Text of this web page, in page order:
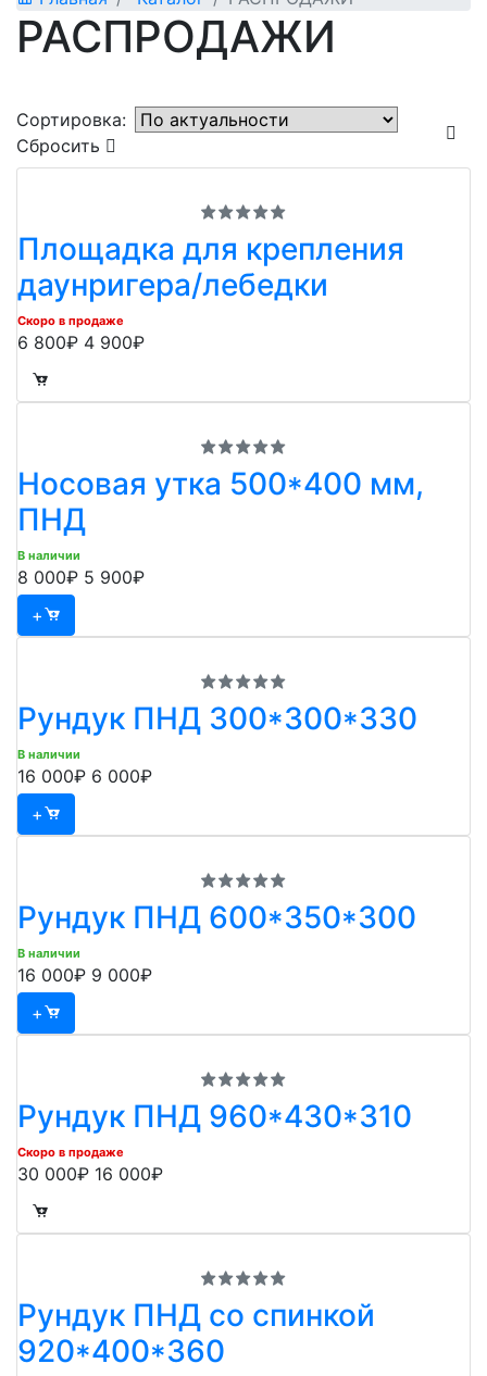
РАСПРОДАЖИ
Сортировка:
Сбросить
Площадка для крепления
даунригера/лебедки
Скоро в продаже
6 800₽ 4 900₽
Носовая утка 500*400 мм,
ПНД
В наличии
8 000₽ 5 900₽
+
Рундук ПНД 300*300*330
В наличии
16 000₽ 6 000₽
+
Рундук ПНД 600*350*300
В наличии
16 000₽ 9 000₽
+
Рундук ПНД 960*430*310
Скоро в продаже
30 000₽ 16 000₽
Рундук ПНД со спинкой
920*400*360